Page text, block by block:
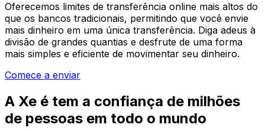
Oferecemos limites de transferência online mais altos do
que os bancos tradicionais, permitindo que você envie
mais dinheiro em uma única transferência. Diga adeus à
divisão de grandes quantias e desfrute de uma forma
mais simples e eficiente de movimentar seu dinheiro.
Comece a enviar
A Xe é tem a confiança de milhões
de pessoas em todo o mundo